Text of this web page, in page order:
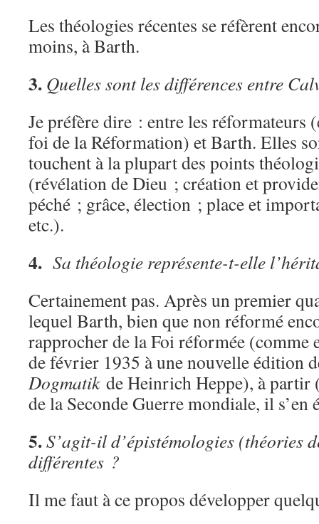
Les théologies récentes se réfèrent
moins, à Barth.
3. Quelles sont les différences entre
Je préfère dire : entre les réformateurs
foi de la Réformation) et Barth. Elles
touchent à la plupart des points
(révélation de Dieu ; création et
péché ; grâce, élection ; place et
etc.).
4. Sa théologie représente-t-elle
Certainement pas. Après un premier
lequel Barth, bien que non réformé
rapprocher de la Foi réformée (comme
de février 1935 à une nouvelle édition
Dogmatikde Heinrich Heppe), à partir
de la Seconde Guerre mondiale, il s’en
5.S’agit-il d’épistémologies (théories
différentes ?
Il me faut à ce propos développer